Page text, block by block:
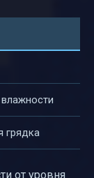
грядка
от уровня